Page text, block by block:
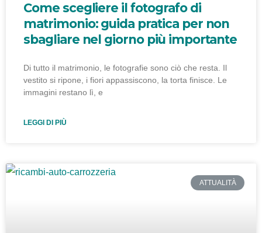
Come scegliere il fotografo di
matrimonio: guida pratica per non
sbagliare nel giorno più importante
Di tutto il matrimonio, le fotografie sono ciò che resta. Il
vestito si ripone, i fiori appassiscono, la torta finisce. Le
immagini restano lì, e
LEGGI DI PIÙ
ATTUALITÀ